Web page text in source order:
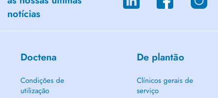
notícias
Doctena
Condições de
utilização
De plantão
Clínicos gerais de
serviço